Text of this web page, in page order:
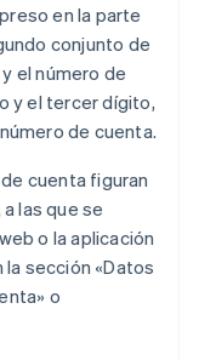
en la parte
conjunto de
el número de
y el tercer dígito,
de cuenta.
cuenta figuran
las que se
o la aplicación
la sección «Datos
o